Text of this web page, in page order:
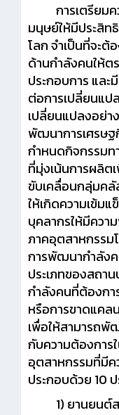
การเตรียมค
มนุษย์ให้มีประสิท
โลก จำเป็นที่จะ
ด้านกำลังคนให้ต
ประกอบการ แล
ต่อการเปลี่ยนแป
เปลี่ยนแปลงอย่า
พัฒนาการเศรษฐ
กำหนดกิจกรรมท
ที่มุ่งเน้นการผลิต
ขับเคลื่อนกลุ่มคลั
ให้เกิดความเข้ม
บุคลากรให้มีควา
ภาคอุตสาหกรรม
การพัฒนากำลัง
ประเภทของสถา
กำลังคนที่ต้องกา
หรือการขาดแคล
เพื่อให้สามารถ
กับความต้องการ
อุตสาหกรรมที่มีค
ประกอบด้วย 10 ป
1) ยานยนต์ส